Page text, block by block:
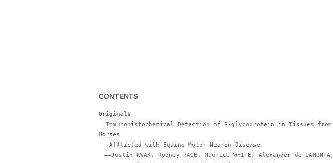
CONTENTS
Originals
Horses
――Justin KWAK, Rodney PAGE, Maurice WHITE, Alexander de LAHUNTA,